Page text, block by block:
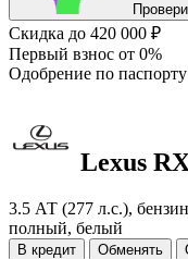
Скидка до 420 000 ₽
Первый взнос от 0%
Одобрение по
Lexus
3.5 АТ (277 л.с.),
полный, белый
В кредит Обменять